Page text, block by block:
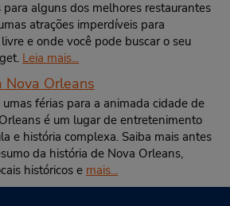
alguns dos melhores restaurantes
atrações imperdíveis para
e onde você pode buscar o seu
Leia mais...
Nova Orleans
férias para a animada cidade de
é um lugar de entretenimento
e história complexa. Saiba mais antes
da história de Nova Orleans,
históricos e mais...